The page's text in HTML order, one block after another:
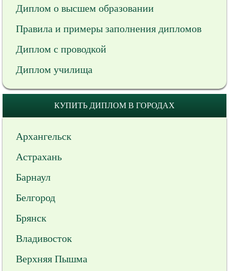
Диплом о высшем образовании
Правила и примеры заполнения дипломов
Диплом с проводкой
Диплом училища
КУПИТЬ ДИПЛОМ В ГОРОДАХ
Архангельск
Астрахань
Барнаул
Белгород
Брянск
Владивосток
Верхняя Пышма